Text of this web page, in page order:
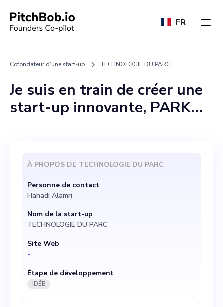
FR
Cofondateur d'une start-up TECHNOLOGIE DU PARC
Je suis en train de créer une
start-up innovante, PARK
mélangeant la magie de « La
Belle et la Bête » de Disney à
la culture dynamique de
l'Arabie Saoudite. En
fusionnant des récits
mondiaux avec des
traditions locales distinctes,
nous offrons une nouvelle
À PROPOS DE TECHNOLOGIE DU PARC
Personne de contact
Hanadi Alamri
Nom de la start-up
TECHNOLOGIE DU PARC
Site Web
-
Étape de développement
IDÉE